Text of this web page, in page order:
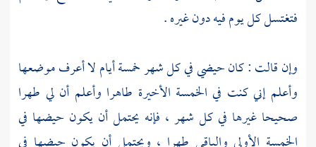
فتغتسل كل يوم فيه دون غيره .
وإن قالت : كان حيضي في كل شهر خمسة أيام لا أعرف موضعها
وأعلم إني كنت في الخمسة الأخيرة طاهرا وأعلم أن لي طهرا
صحيحا غيرها في كل شهر ، فإنه يحتمل أن يكون حيضها في